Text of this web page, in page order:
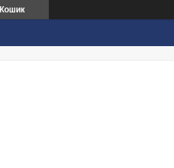
Кошик